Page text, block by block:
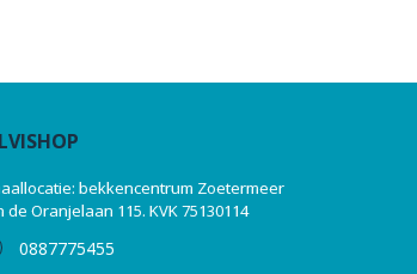
bekkencentrum Zoetermeer
de Oranjelaan 115. KVK 75130114
0887775455